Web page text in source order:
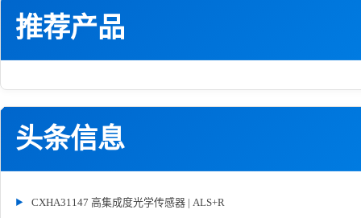
推荐产品
头条信息
CXHA31147 高集成度光学传感器 | ALS+R